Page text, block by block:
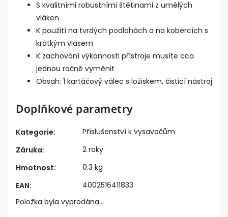
S kvalitními robustními štětinami z umělých
vláken
K použití na tvrdých podlahách a na kobercích s
krátkým vlasem
K zachování výkonnosti přístroje musíte cca
jednou ročně vyměnit
Obsah: 1 kartáčový válec s ložiskem, čisticí nástroj
Doplňkové parametry
Kategorie:
Příslušenství k vysavačům
Záruka:
2 roky
Hmotnost:
0.3 kg
EAN:
4002516411833
Položka byla vyprodána…